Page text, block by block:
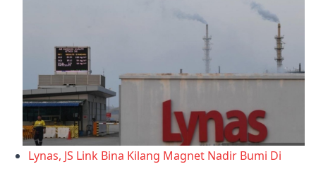
Lynas, JS Link Bina Kilang Magnet Nadir Bumi Di